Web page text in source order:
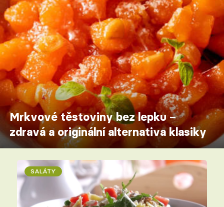
Mrkvové těstoviny bez lepku –
zdravá a originální alternativa klasiky
SALÁTY